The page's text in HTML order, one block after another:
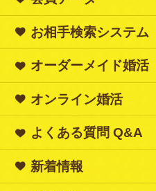
お相手検索システム
オーダーメイド婚活
オンライン婚活
よくある質問 Q&A
新着情報